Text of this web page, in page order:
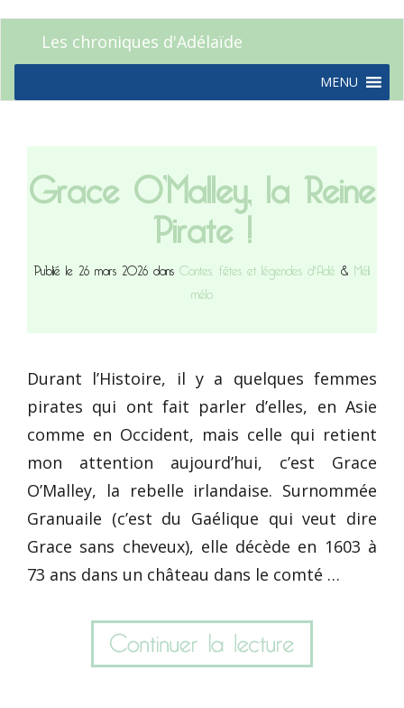
Les chroniques d'Adélaïde
MENU
Grace O’Malley, la Reine
Pirate !
Publié le 26 mars 2026 dansContes, fêtes et légendes d'Adé & Méli
mélo
Durant l’Histoire, il y a quelques femmes
pirates qui ont fait parler d’elles, en Asie
comme en Occident, mais celle qui retient
mon attention aujourd’hui, c’est Grace
O’Malley, la rebelle irlandaise. Surnommée
Granuaile (c’est du Gaélique qui veut dire
Grace sans cheveux), elle décède en 1603 à
73 ans dans un château dans le comté …